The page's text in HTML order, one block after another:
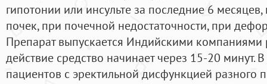
гипотонии или инсульте за последние 6
почек, при почечной недостаточности, при
Препарат выпускается Индийскими компаниями
действие средство начинает через 15-20 минут.
пациентов с эректильной дисфункцией разного